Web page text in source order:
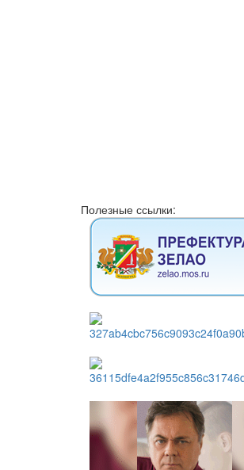
Полезные ссылки: